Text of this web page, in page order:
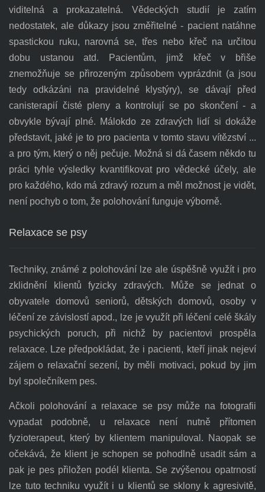
viditelná a prokazatelná. Vědeckých studií je zatím
nedostatek, ale důkazy jsou změřitelné - pacient natáhne
spastickou ruku, narovná se, třes nebo křeč na určitou
dobu ustanou atd. Pacientům, jimž křeč v břiše
znemožňuje se přirozeným způsobem vyprázdnit (a jsou
tedy odkázáni na pravidelné klystýry), se dávají před
canisterapií čisté pleny a kontrolují se po skončení - a
obvykle bývají plné. Málokdo ze zdravých lidí si dokáže
představit, jaké je to pro pacienta v tomto stavu vítězství ...
a pro tým, který o něj pečuje. Možná si dá časem někdo tu
práci tyhle výsledky kvantifikovat pro vědecké účely, ale
pro každého, kdo má zdravý rozum a měl možnost je vidět,
není pochyb o tom, že polohování funguje výborně.
Relaxace se psy
Techniky, známé z polohování lze ale úspěšně využít i pro
zklidnění klientů fyzicky zdravých. Může se jednat o
obyvatele domovů seniorů, dětských domovů, osoby v
léčení ze závislostí apod., lze je využít při léčení celé škály
psychických poruch, při nichž by pacientovi prospěla
relaxace. Lze předpokládat, že i pacienti, kteří jinak nejeví
zájem o relaxační sezení, by měli motivaci, pokud by jim
byl společníkem pes.
Ačkoli polohování a relaxace se psy může na fotografii
vypadat podobně, u relaxace není nutně přítomen
fyzioterapeut, který by klientem manipuloval. Naopak se
očekává, že klient je schopen se pohodlně usadit sám a
pak je pes přiložen podél klienta. Se zvýšenou opatrností
lze tuto techniku využít i u klientů se sklony k agresivitě,